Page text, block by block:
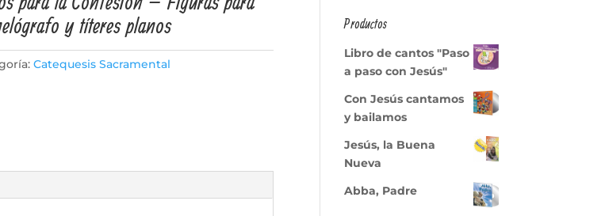
y títeres planos
Catequesis Sacramental
Productos
Libro de cantos "Paso
a paso con Jesús"
Con Jesús cantamos
y bailamos
Jesús, la Buena
Nueva
Abba, Padre